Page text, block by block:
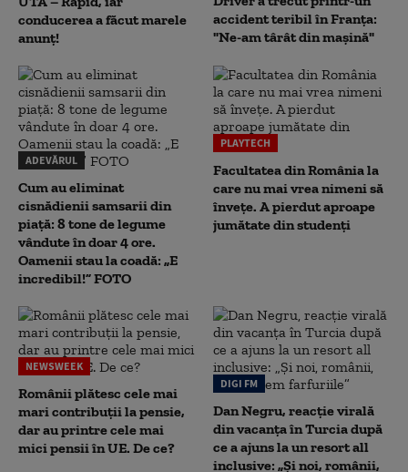
conducerea a făcut marele
anunț!
accident teribil în Franța:
"Ne-am târât din mașină"
ADEVĂRUL
Cum au eliminat
cisnădienii samsarii din
piață: 8 tone de legume
vândute în doar 4 ore.
Oamenii stau la coadă: „E
incredibil!” FOTO
PLAYTECH
Facultatea din România la
care nu mai vrea nimeni să
înveţe. A pierdut aproape
jumătate din studenţi
NEWSWEEK
Românii plătesc cele mai
mari contribuții la pensie,
dar au printre cele mai
mici pensii în UE. De ce?
DIGI FM
Dan Negru, reacție virală
din vacanța în Turcia după
ce a ajuns la un resort all
inclusive: „Și noi, românii,